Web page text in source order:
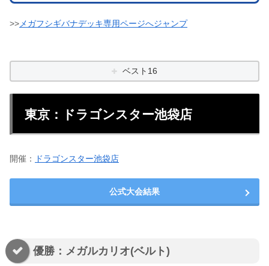
>> メガフシギバナデッキ専用ページへジャンプ
ベスト16
東京：ドラゴンスター池袋店
開催： ドラゴンスター池袋店
公式大会結果
優勝：メガルカリオ(ベルト)